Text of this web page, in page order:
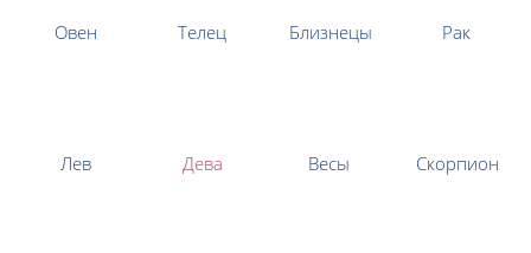
Овен Телец Близнецы Рак
Лев Дева Весы Скорпион